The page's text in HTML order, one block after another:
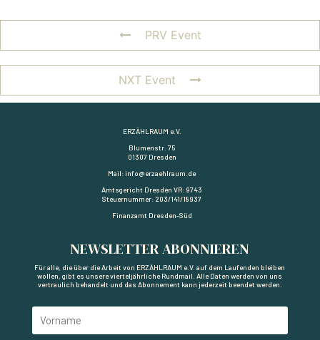
PRV Event
NXT Event
ERZÄHLRAUM e.V.
Blumenstr. 75
01307 Dresden
Mail: info@erzaehlraum.de
Amtsgericht Dresden VR: 9743
Steuernummer: 203/141/18937
Finanzamt Dresden-Süd
NEWSLETTER ABONNIEREN
Für alle, die über die Arbeit von ERZÄHLRAUM e.V. auf dem Laufenden bleiben
wollen, gibt es unsere vierteljährliche Rundmail. Alle Daten werden von uns
vertraulich behandelt und das Abonnement kann jederzeit beendet werden.